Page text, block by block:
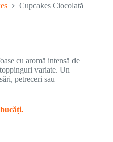
Cupcakes Ciocolată
cu aromă intensă de
variate. Un
petreceri sau